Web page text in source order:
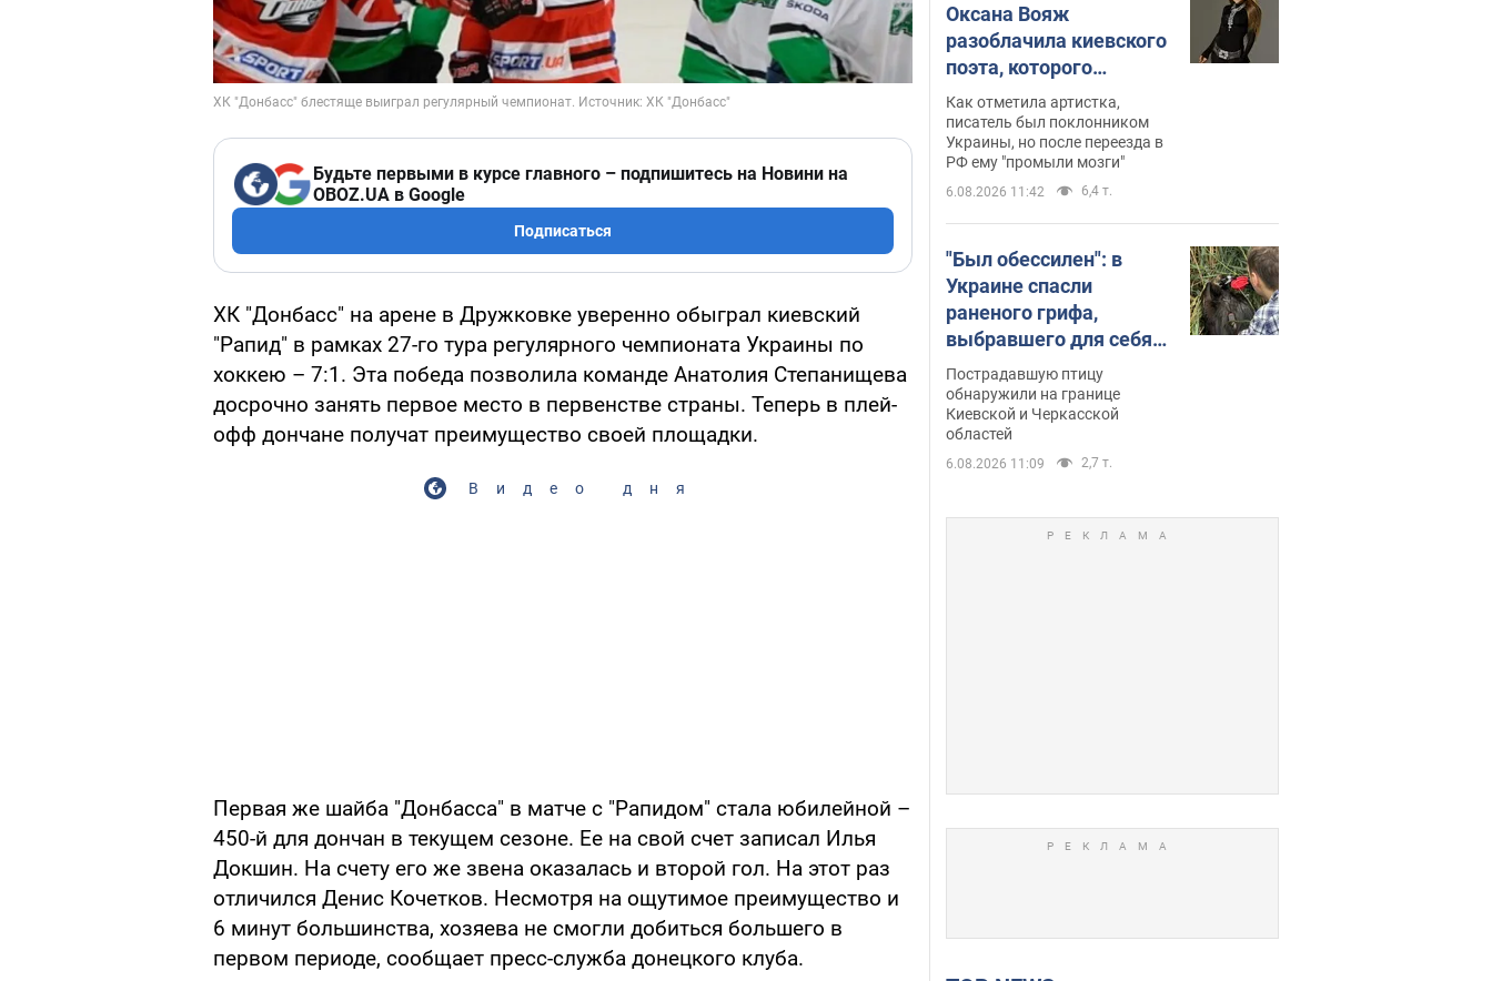
Будьте первыми в курсе главного – подпишитесь на Новини на
OBOZ.UA в Google
Подписаться
ХК "Донбасс" на арене в Дружковке уверенно обыграл киевский
"Рапид" в рамках 27-го тура регулярного чемпионата Украины по
хоккею – 7:1. Эта победа позволила команде Анатолия Степанищева
досрочно занять первое место в первенстве страны. Теперь в плей-
офф дончане получат преимущество своей площадки.
Видео дня
Первая же шайба "Донбасса" в матче с "Рапидом" стала юбилейной –
450-й для дончан в текущем сезоне. Ее на свой счет записал Илья
Докшин. На счету его же звена оказалась и второй гол. На этот раз
отличился Денис Кочетков. Несмотря на ощутимое преимущество и
6 минут большинства, хозяева не смогли добиться большего в
первом периоде, сообщает пресс-служба донецкого клуба.
Оксана Вояж
разоблачила киевского
поэта, которого
"зазомбировали": он
даже русского не знал,
а теперь хочет
геноцида украинцев
Как отметила артистка,
писатель был поклонником
Украины, но после переезда в
РФ ему "промыли мозги"
6.08.2026 11:42 6,4 т.
"Был обессилен": в
Украине спасли
раненого грифа,
выбравшего для себя
нетипичный маршрут.
Фото
Пострадавшую птицу
обнаружили на границе
Киевской и Черкасской
областей
6.08.2026 11:09 2,7 т.